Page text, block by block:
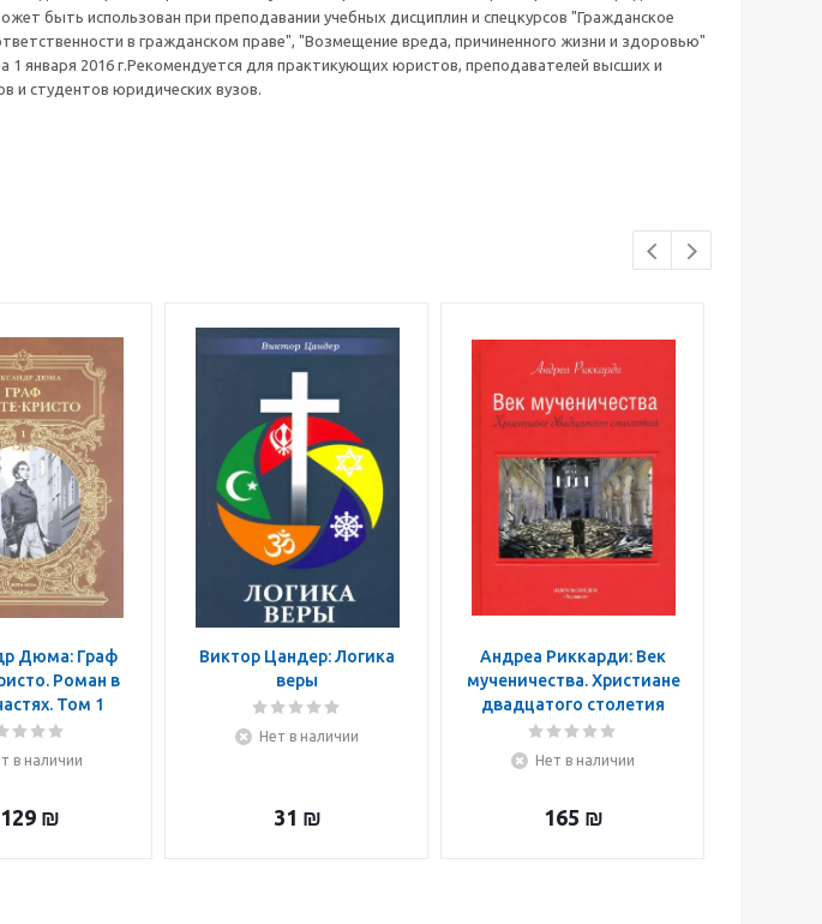
быть использован при преподавании учебных дисциплин и спецкурсов "Гражданское
в гражданском праве", "Возмещение вреда, причиненного жизни и здоровью"
1 января 2016 г.Рекомендуется для практикующих юристов, преподавателей высших и
и студентов юридических вузов.
Дюма: Граф
Роман в
Том 1
в наличии
₪
Виктор Цандер: Логика
веры
Нет в наличии
31 ₪
Андреа Риккарди: Век
мученичества. Христиане
двадцатого столетия
Нет в наличии
165 ₪